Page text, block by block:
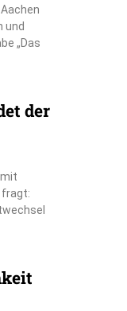
und
„Das
der
fragt: